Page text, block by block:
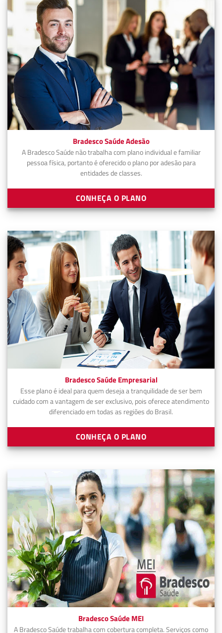
Bradesco Saúde Adesão
A Bradesco Saúde não trabalha com plano individual e familiar
pessoa física, portanto é oferecido o plano por adesão para
entidades de classes.
CONHEÇA O PLANO
Bradesco Saúde Empresarial
Esse plano é ideal para quem deseja a tranquilidade de ser bem
cuidado com a vantagem de ser exclusivo, pois oferece atendimento
diferenciado em todas as regiões do Brasil.
CONHEÇA O PLANO
Bradesco Saúde MEI
A Bradesco Saúde trabalha com cobertura completa. Serviços como